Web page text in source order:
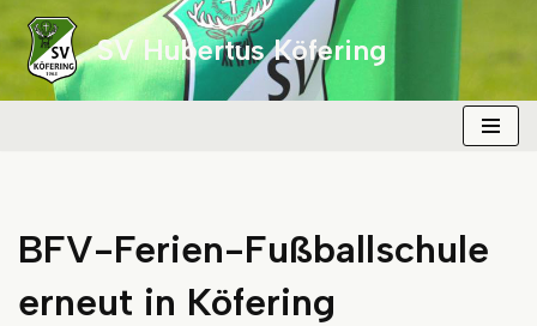
Zum
Inhalt
SV Hubertus Köfering
BFV-Ferien-Fußballschule
erneut in Köfering